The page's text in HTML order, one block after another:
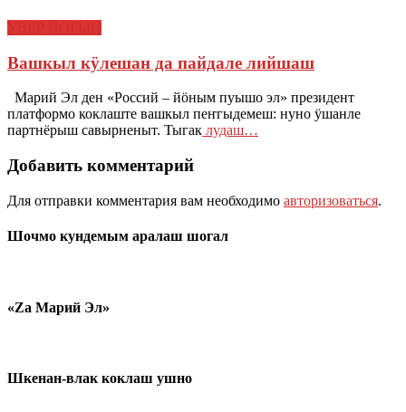
Вашкыл кӱлешан да пайдале лийшаш
Марий Эл ден «Россий – йӧным пуышо эл» президент
платформо коклаште вашкыл пеҥгыдемеш: нуно ӱшанле
партнёрыш савырненыт. Тыгак лудаш…
Добавить комментарий
Для отправки комментария вам необходимо авторизоваться.
Шочмо кундемым аралаш шогал
«Zа Марий Эл»
Шкенан-влак коклаш ушно